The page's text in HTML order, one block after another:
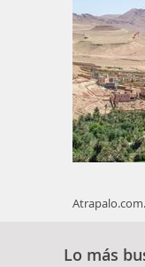
Lo más